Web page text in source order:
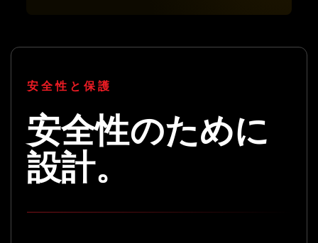
安全性と保護
安全性のために
設計。